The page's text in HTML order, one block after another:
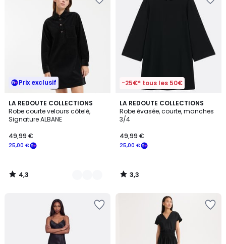
Prix exclusif
LA REDOUTE COLLECTIONS
Robe courte velours côtelé,
Signature ALBANE
25,00 €
49,99 €
4,3
/ 5
2
Couleurs
4,3
/
-25€* tous les 50€
LA REDOUTE COLLECTIONS
Robe évasée, courte, manches
3/4
25,00 €
49,99 €
3,3
/ 5
3,3
/